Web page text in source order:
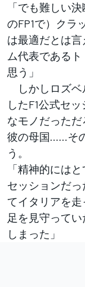
「でも難しい
のFP1で）クラ
は最適だとは
ム代表である
思う」
しかしロズベ
したF1公式セ
なモノだった
彼の母国……そ
う。
「精神的には
セッションだ
てイタリアを
足を見守って
しまった」